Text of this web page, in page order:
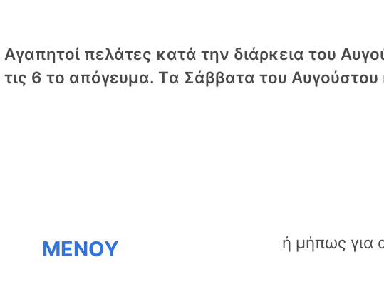
Αγαπητοί πελάτες κατά την διάρκεια του
τις 6 το απόγευμα. Tα Σάββατα του Αυγούστου
ΜΕΝΟΥ